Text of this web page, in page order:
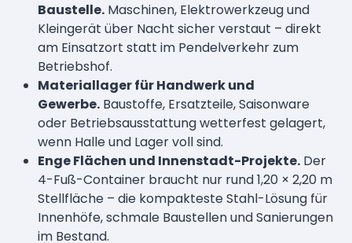
Baustelle. Maschinen, Elektrowerkzeug und
Kleingerät über Nacht sicher verstaut – direkt
am Einsatzort statt im Pendelverkehr zum
Betriebshof.
Materiallager für Handwerk und
Gewerbe. Baustoffe, Ersatzteile, Saisonware
oder Betriebsausstattung wetterfest gelagert,
wenn Halle und Lager voll sind.
Enge Flächen und Innenstadt-Projekte. Der
4-Fuß-Container braucht nur rund 1,20 × 2,20 m
Stellfläche – die kompakteste Stahl-Lösung für
Innenhöfe, schmale Baustellen und Sanierungen
im Bestand.